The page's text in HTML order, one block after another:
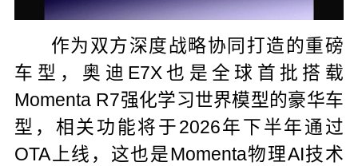
作为双方深度战略协同打造的重磅
车型，奥迪E7X也是全球首批搭载
Momenta R7强化学习世界模型的豪华车
型，相关功能将于2026年下半年通过
OTA上线，这也是Momenta物理AI技术